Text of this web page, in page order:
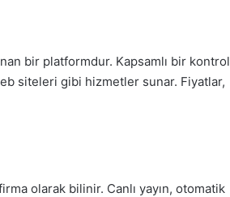
bir platformdur. Kapsamlı bir kontrol
siteleri gibi hizmetler sunar. Fiyatlar,
olarak bilinir. Canlı yayın, otomatik